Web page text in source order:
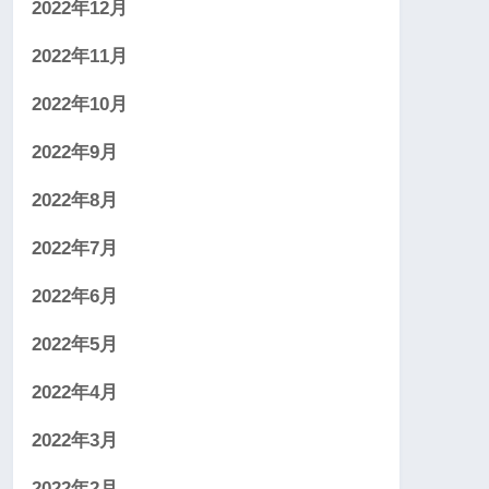
2022年12月
2022年11月
2022年10月
2022年9月
2022年8月
2022年7月
2022年6月
2022年5月
2022年4月
2022年3月